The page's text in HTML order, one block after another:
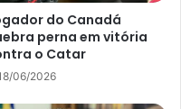
do Canadá
perna em vitória
o Catar
06/2026